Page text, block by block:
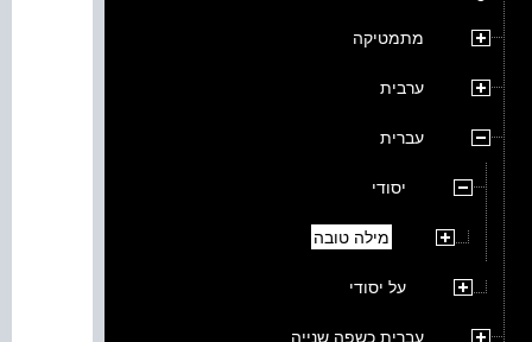
מתמטיקה
ערבית
עברית
יסודי
מילה טובה
על יסודי
עברית כשפה שנייה